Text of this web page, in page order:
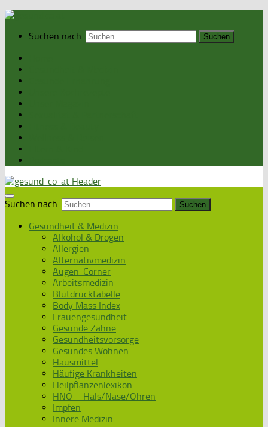
Suchen nach:
Suchen nach:
Gesundheit & Medizin
Alkohol & Drogen
Allergien
Alternativmedizin
Augen-Corner
Arbeitsmedizin
Blutdrucktabelle
Body Mass Index
Frauengesundheit
Gesunde Zähne
Gesundheitsvorsorge
Gesundes Wohnen
Hausmittel
Häufige Krankheiten
Heilpflanzenlexikon
HNO – Hals/Nase/Ohren
Impfen
Innere Medizin